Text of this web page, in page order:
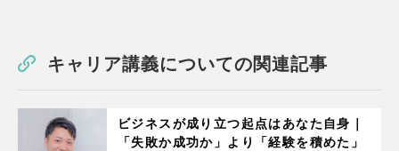
キャリア講義についての関連記事
ビジネスが成り立つ起点はあなた自身｜
「失敗か成功か」より「経験を積めた」